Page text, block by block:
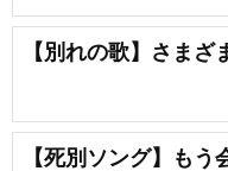
【別れの歌】さま
【死別ソング】も